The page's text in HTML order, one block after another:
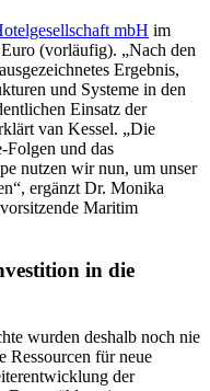
mbH im
(vorläufig). „Nach den
Ergebnis,
und Systeme in den
Einsatz der
van Kessel. „Die
Folgen und das
nutzen wir nun, um unser
ergänzt Dr. Monika
Maritim
in die
wurden deshalb noch nie
Ressourcen für neue
der